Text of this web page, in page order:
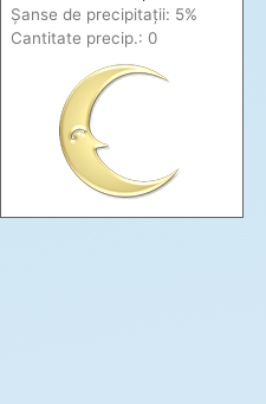
Șanse de precipitații: 5%
Cantitate precip.: 0